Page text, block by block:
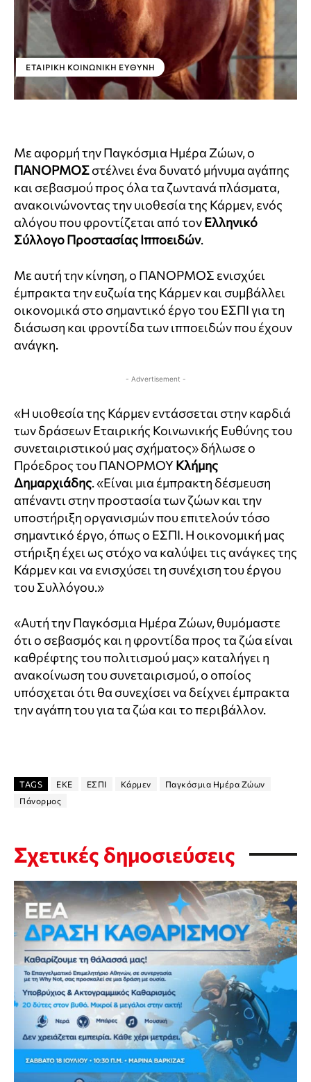
ΕΤΑΙΡΙΚΉ ΚΟΙΝΩΝΙΚΉ ΕΥΘΎΝΗ
Με αφορμή την Παγκόσμια Ημέρα Ζώων, ο
ΠΑΝΟΡΜΟΣστέλνει ένα δυνατό μήνυμα αγάπης
και σεβασμού προς όλα τα ζωντανά πλάσματα,
ανακοινώνοντας την υιοθεσία της Κάρμεν, ενός
αλόγου που φροντίζεται από τονΕλληνικό
Σύλλογο Προστασίας Ιπποειδών.
Με αυτή την κίνηση, ο ΠΑΝΟΡΜΟΣ ενισχύει
έμπρακτα την ευζωία της Κάρμεν και συμβάλλει
οικονομικά στο σημαντικό έργο του ΕΣΠΙ για τη
διάσωση και φροντίδα των ιπποειδών που έχουν
ανάγκη.
- Advertisement -
«Η υιοθεσία της Κάρμεν εντάσσεται στην καρδιά
των δράσεων Εταιρικής Κοινωνικής Ευθύνης του
συνεταιριστικού μας σχήματος» δήλωσε ο
Πρόεδρος του ΠΑΝΟΡΜΟΥ Κλήμης
Δημαρχιάδης. «Είναι μια έμπρακτη δέσμευση
απέναντι στην προστασία των ζώων και την
υποστήριξη οργανισμών που επιτελούν τόσο
σημαντικό έργο, όπως ο ΕΣΠΙ. Η οικονομική μας
στήριξη έχει ως στόχο να καλύψει τις ανάγκες της
Κάρμεν και να ενισχύσει τη συνέχιση του έργου
του Συλλόγου.»
«Αυτή την Παγκόσμια Ημέρα Ζώων, θυμόμαστε
ότι ο σεβασμός και η φροντίδα προς τα ζώα είναι
καθρέφτης του πολιτισμού μας» καταλήγει η
ανακοίνωση του συνεταιρισμού, ο οποίος
υπόσχεται ότι θα συνεχίσει να δείχνει έμπρακτα
την αγάπη του για τα ζώα και το περιβάλλον.
TAGS ΕΚΕ ΕΣΠΙ Κάρμεν
Παγκόσμια Ημέρα Ζώων
Πάνορμος
Σχετικές δημοσιεύσεις